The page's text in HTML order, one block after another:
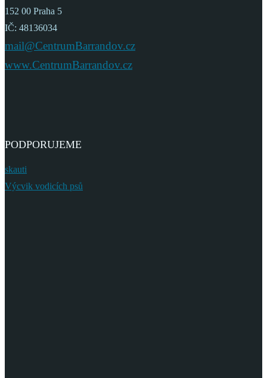
152 00 Praha 5
IČ: 48136034
mail@CentrumBarrandov.cz
www.CentrumBarrandov.cz
PODPORUJEME
skauti
Výcvik vodicích psů